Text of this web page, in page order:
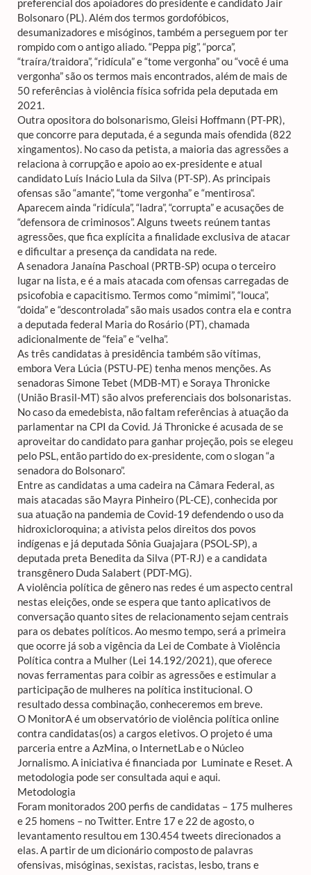
preferencial dos apoiadores do presidente e candidato Jair
Bolsonaro (PL). Além dos termos gordofóbicos,
desumanizadores e misóginos, também a perseguem por ter
rompido com o antigo aliado. “Peppa pig”, “porca”,
“traíra/traidora”, “ridícula” e “tome vergonha” ou “você é uma
vergonha” são os termos mais encontrados, além de mais de
50 referências à violência física sofrida pela deputada em
2021.
Outra opositora do bolsonarismo, Gleisi Hoffmann (PT-PR),
que concorre para deputada, é a segunda mais ofendida (822
xingamentos). No caso da petista, a maioria das agressões a
relaciona à corrupção e apoio ao ex-presidente e atual
candidato Luís Inácio Lula da Silva (PT-SP). As principais
ofensas são “amante”, “tome vergonha” e “mentirosa“.
Aparecem ainda “ridícula”, “ladra”, “corrupta” e acusações de
“defensora de criminosos”. Alguns tweets reúnem tantas
agressões, que fica explícita a finalidade exclusiva de atacar
e dificultar a presença da candidata na rede.
A senadora Janaína Paschoal (PRTB-SP) ocupa o terceiro
lugar na lista, e é a mais atacada com ofensas carregadas de
psicofobia e capacitismo. Termos como “mimimi”, “louca”,
“doida” e “descontrolada” são mais usados contra ela e contra
a deputada federal Maria do Rosário (PT), chamada
adicionalmente de “feia” e “velha”.
As três candidatas à presidência também são vítimas,
embora Vera Lúcia (PSTU-PE) tenha menos menções. As
senadoras Simone Tebet (MDB-MT) e Soraya Thronicke
(União Brasil-MT) são alvos preferenciais dos bolsonaristas.
No caso da emedebista, não faltam referências à atuação da
parlamentar na CPI da Covid. Já Thronicke é acusada de se
aproveitar do candidato para ganhar projeção, pois se elegeu
pelo PSL, então partido do ex-presidente, com o slogan “a
senadora do Bolsonaro”.
Entre as candidatas a uma cadeira na Câmara Federal, as
mais atacadas são Mayra Pinheiro (PL-CE), conhecida por
sua atuação na pandemia de Covid-19 defendendo o uso da
hidroxicloroquina; a ativista pelos direitos dos povos
indígenas e já deputada Sônia Guajajara (PSOL-SP), a
deputada preta Benedita da Silva (PT-RJ) e a candidata
transgênero Duda Salabert (PDT-MG).
A violência política de gênero nas redes é um aspecto central
nestas eleições, onde se espera que tanto aplicativos de
conversação quanto sites de relacionamento sejam centrais
para os debates políticos. Ao mesmo tempo, será a primeira
que ocorre já sob a vigência da Lei de Combate à Violência
Política contra a Mulher (Lei 14.192/2021), que oferece
novas ferramentas para coibir as agressões e estimular a
participação de mulheres na política institucional. O
resultado dessa combinação, conheceremos em breve.
O MonitorA é um observatório de violência política online
contra candidatas(os) a cargos eletivos. O projeto é uma
parceria entre a AzMina, o InternetLab e o Núcleo
Jornalismo. A iniciativa é financiada por Luminate e Reset. A
metodologia pode ser consultada aqui e aqui.
Metodologia
Foram monitorados 200 perfis de candidatas – 175 mulheres
e 25 homens – no Twitter. Entre 17 e 22 de agosto, o
levantamento resultou em 130.454 tweets direcionados a
elas. A partir de um dicionário composto de palavras
ofensivas, misóginas, sexistas, racistas, lesbo, trans e